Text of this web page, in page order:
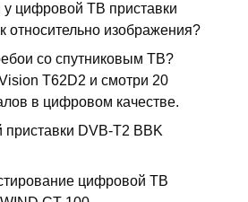
у цифровой ТВ приставки
относительно изображения?
со спутниковым ТВ?
T62D2 и смотри 20
в цифровом качестве.
DVB-T2 BBK
цифровой ТВ